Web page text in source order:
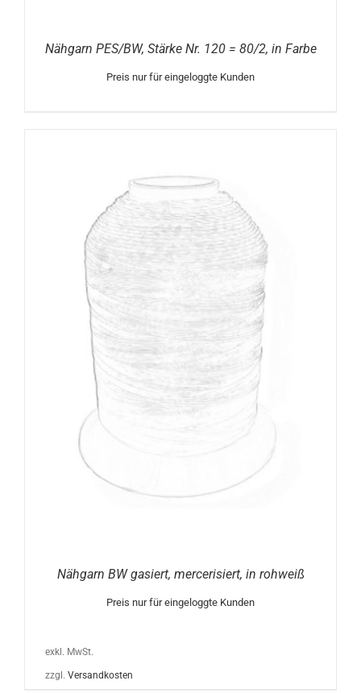
Nähgarn PES/BW, Stärke Nr. 120 = 80/2, in Farbe
Preis nur für eingeloggte Kunden
Nähgarn BW gasiert, mercerisiert, in rohweiß
Preis nur für eingeloggte Kunden
exkl. MwSt.
zzgl. Versandkosten